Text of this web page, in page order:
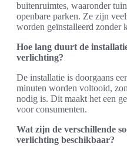
buitenruimtes, waaronder
openbare parken. Ze zijn
worden geïnstalleerd zonder
Hoe lang duurt de
verlichting?
De installatie is doorgaans
minuten worden voltooid,
nodig is. Dit maakt het een
voor consumenten.
Wat zijn de verschillende
verlichting beschikbaar?